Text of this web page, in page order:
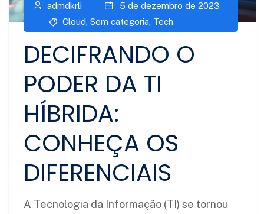
admdkrli
5 de dezembro de 2023
Cloud Sem categoria Tech
DECIFRANDO O
PODER DA TI
HÍBRIDA:
CONHEÇA OS
DIFERENCIAIS
A Tecnologia da Informação (TI) se tornou